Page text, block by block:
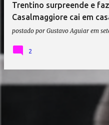
Trentino surpreende e
Casalmaggiore cai em
postado por Gustavo Aguiar em
2